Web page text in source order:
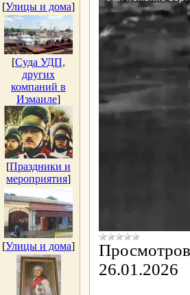
[Улицы и дома]
[Суда УДП,
других
компаний в
Измаиле]
[Праздники и
мероприятия]
[Улицы и дома]
26.01.2026